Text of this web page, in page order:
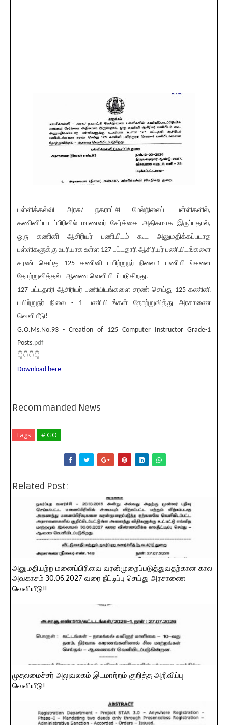
பள்ளிக்கல்வி அரசு/ நகராட்சி மேல்நிலைப் பள்ளிகளில்,
கணினிப்பாடப்பிரிவில் மாணவர் சேர்க்கை அதிகமாக இருப்பதால்,
ஒரு கணினி ஆசிரியர் பணியிடம் கூட அனுமதிக்கப்படாத
பள்ளிகளுக்கு உபரியாக உள்ள 127 பட்டதாரி ஆசிரியர் பணியிடங்களை
சரண் செய்து 125 கணினி பயிற்றுநர் நிலை-1 பணியிடங்களை
தோற்றுவித்தல் - ஆணை வெளியிடப்படுகிறது.
127 பட்டதாரி ஆசிரியர் பணியிடங்களை சரண் செய்து 125 கணினி
பயிற்றுநர் நிலை - 1 பணியிடங்கள் தோற்றுவித்து அரசாணை
வெளியீடு!
G.O.Ms.No.93 - Creation of 125 Computer Instructor Grade-1
Posts.pdf
👇👇👇👇
Download here
Recommanded News
Tags # GO
Related Post:
அனுமதியற்ற மனைப்பிரிவை வரன்முறைப்படுத்துவதற்கான கால
அவகாசம் 30.06.2027 வரை நீட்டிப்பு செய்து அரசாணை
வெளியீடு!!
முதலமைச்சர் அலுவலகம் இடமாற்றம் குறித்த அறிவிப்பு
வெளியீடு!